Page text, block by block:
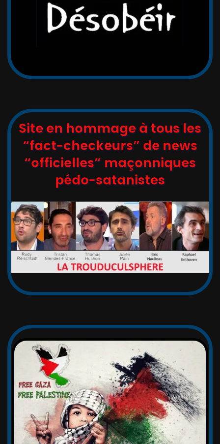
Site en hommage à tous les
“fact-checkeurs” de news
“officielles” maçonniques
pédo-satanistes